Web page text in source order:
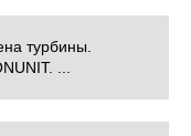
турбины.
...